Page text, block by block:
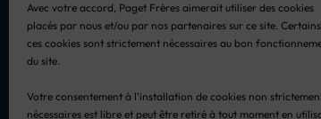
Avec votre accord, Paget Frères aimerait utiliser des cookies
placés par nous et/ou par nos partenaires sur ce site.
ces cookies sont strictement nécessaires au bon
du site.
Votre consentement à l'installation de cookies non
nécessaires est libre et peut être retiré à tout moment en
Mer, Ven : 8h – 11h30
contact@pagetfreres.fr